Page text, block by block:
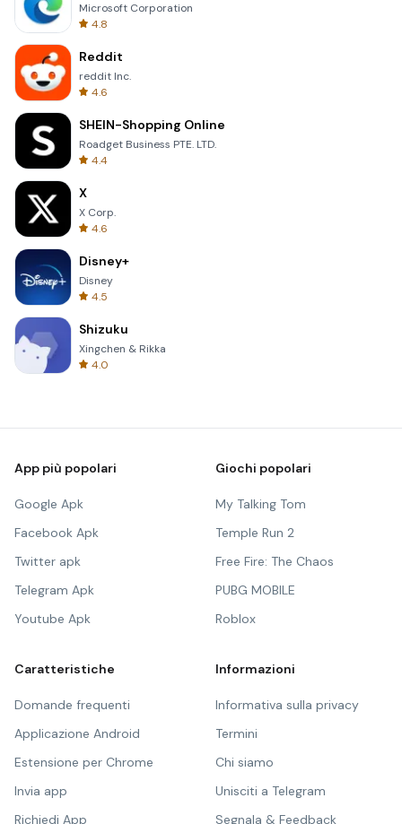
Microsoft Corporation
4.8
Reddit
reddit Inc.
4.6
SHEIN-Shopping Online
Roadget Business PTE. LTD.
4.4
X
X Corp.
4.6
Disney+
Disney
4.5
Shizuku
Xingchen & Rikka
4.0
App più popolari
Google Apk
Facebook Apk
Twitter apk
Telegram Apk
Youtube Apk
Giochi popolari
My Talking Tom
Temple Run 2
Free Fire: The Chaos
PUBG MOBILE
Roblox
Caratteristiche
Domande frequenti
Applicazione Android
Estensione per Chrome
Invia app
Richiedi App
Informazioni
Informativa sulla privacy
Termini
Chi siamo
Unisciti a Telegram
Segnala & Feedback